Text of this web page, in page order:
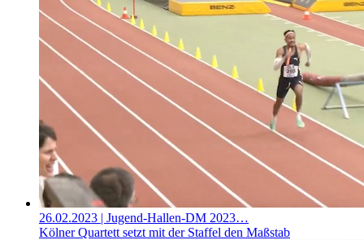
26.02.2023 | Jugend-Hallen-DM 2023…
Kölner Quartett setzt mit der Staffel den Maßstab